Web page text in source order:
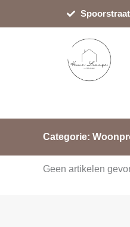
Categorie:
Geen artikelen